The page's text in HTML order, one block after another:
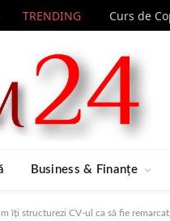
TRENDING
Business & Finanțe
îți structurezi CV-ul ca să fie remarcat